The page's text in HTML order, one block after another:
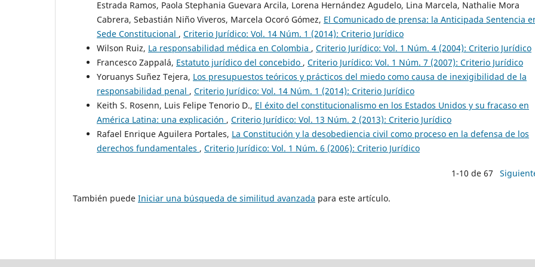
Estrada Ramos, Paola Stephania Guevara Arcila, Lorena Hernández Agudelo, Lina Marcela, Nathalie Mora
Cabrera, Sebastián Niño Viveros, Marcela Ocoró Gómez, El Comunicado de prensa: la Anticipada Sentencia
Sede Constitucional , Criterio Jurídico: Vol. 14 Núm. 1 (2014): Criterio Jurídico
Wilson Ruiz, La responsabilidad médica en Colombia , Criterio Jurídico: Vol. 1 Núm. 4 (2004): Criterio Jurídico
Francesco Zappalá, Estatuto jurídico del concebido , Criterio Jurídico: Vol. 1 Núm. 7 (2007): Criterio Jurídico
Yoruanys Suñez Tejera, Los presupuestos teóricos y prácticos del miedo como causa de inexigibilidad de la
responsabilidad penal , Criterio Jurídico: Vol. 14 Núm. 1 (2014): Criterio Jurídico
Keith S. Rosenn, Luis Felipe Tenorio D., El éxito del constitucionalismo en los Estados Unidos y su fracaso en
América Latina: una explicación , Criterio Jurídico: Vol. 13 Núm. 2 (2013): Criterio Jurídico
Rafael Enrique Aguilera Portales, La Constitución y la desobediencia civil como proceso en la defensa de los
derechos fundamentales , Criterio Jurídico: Vol. 1 Núm. 6 (2006): Criterio Jurídico
1-10 de 67
También puede Iniciar una búsqueda de similitud avanzada para este artículo.